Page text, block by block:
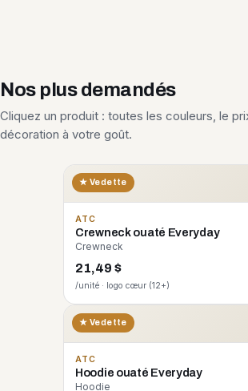
Nos plus demandés
Cliquez un produit : toutes les couleurs, le
décoration à votre goût.
★ Vedette
ATC
Crewneck ouaté Everyday
Crewneck
21,49 $
/unité · logo cœur (12+)
★ Vedette
ATC
Hoodie ouaté Everyday
Hoodie